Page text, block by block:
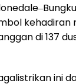
di 137
ini